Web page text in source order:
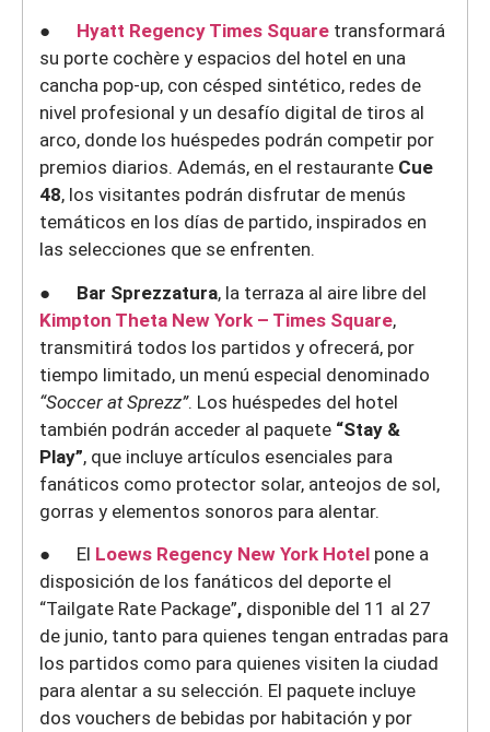
● Hyatt Regency Times Square transformará
su porte cochère y espacios del hotel en una
cancha pop-up, con césped sintético, redes de
nivel profesional y un desafío digital de tiros al
arco, donde los huéspedes podrán competir por
premios diarios. Además, en el restaurante Cue
48, los visitantes podrán disfrutar de menús
temáticos en los días de partido, inspirados en
las selecciones que se enfrenten.
● Bar Sprezzatura, la terraza al aire libre del
Kimpton Theta New York – Times Square,
transmitirá todos los partidos y ofrecerá, por
tiempo limitado, un menú especial denominado
“Soccer at Sprezz”. Los huéspedes del hotel
también podrán acceder al paquete “Stay &
Play”, que incluye artículos esenciales para
fanáticos como protector solar, anteojos de sol,
gorras y elementos sonoros para alentar.
● El Loews Regency New York Hotel pone a
disposición de los fanáticos del deporte el
“Tailgate Rate Package”, disponible del 11 al 27
de junio, tanto para quienes tengan entradas para
los partidos como para quienes visiten la ciudad
para alentar a su selección. El paquete incluye
dos vouchers de bebidas por habitación y por